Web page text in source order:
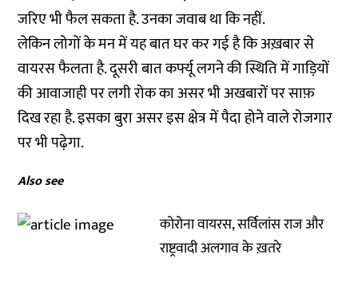
जरिए भी फैल सकता है. उनका जवाब था कि नहीं.
लेकिन लोगों के मन में यह बात घर कर गई है कि अख़बार से
वायरस फैलता है. दूसरी बात कर्फ्यू लगने की स्थिति में गाड़ियों
की आवाजाही पर लगी रोक का असर भी अखबारों पर साफ़
दिख रहा है. इसका बुरा असर इस क्षेत्र में पैदा होने वाले रोजगार
पर भी पढ़ेगा.
Also see
कोरोना वायरस, सर्विलांस राज और
राष्ट्रवादी अलगाव के ख़तरे